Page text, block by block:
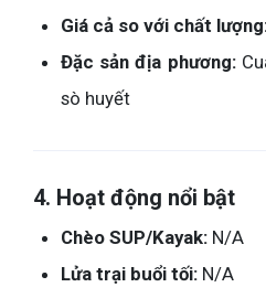
Giá cả so với chất
Đặc sản địa phương:
sò huyết
4. Hoạt động nổi bật
Chèo SUP/Kayak: N/A
Lửa trại buổi tối: N/A